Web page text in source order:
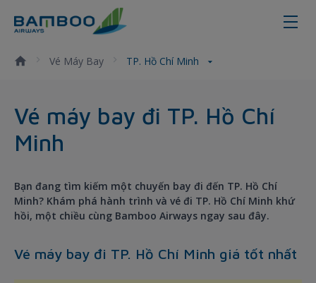
TP. Hồ Chí Minh - Bamboo
Vé Máy Bay TP. Hồ Chí Minh
Vé máy bay đi TP. Hồ Chí
Minh
Bạn đang tìm kiếm một chuyến bay đi đến TP. Hồ Chí
Minh? Khám phá hành trình và vé đi TP. Hồ Chí Minh khứ
hồi, một chiều cùng Bamboo Airways ngay sau đây.
Vé máy bay đi TP. Hồ Chí Minh giá tốt nhất